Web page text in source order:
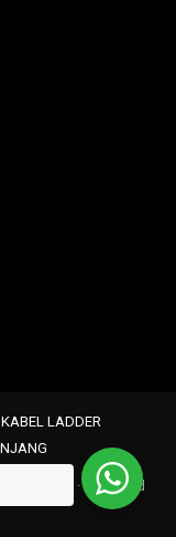
KABEL LADDER
· Designed